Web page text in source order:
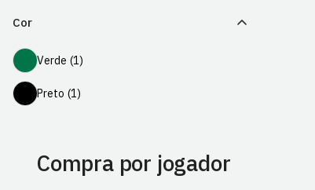
Cor
VerdeVerde (1)
PretoPreto (1)
Compra por jogador